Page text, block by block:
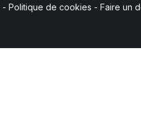
- Politique de cookies - Faire un